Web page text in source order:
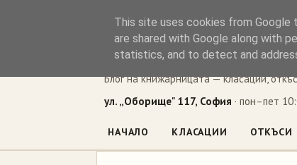
Книжен
Блог на книжарницата — класации,
ул. „Оборище" 117, София · пон–пет
НАЧАЛО КЛАСАЦИИ ОТКЪСИ
This site uses cookies from Google
are shared with Google along with
statistics, and to detect and